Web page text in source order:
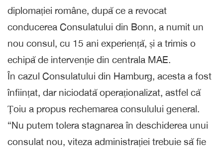
diplomației române, după ce a revocat
conducerea Consulatului din Bonn, a numit un
nou consul, cu 15 ani experiență, și a trimis o
echipă de intervenție din centrala MAE.
În cazul Consulatului din Hamburg, acesta a fost
înființat, dar niciodată operaționalizat, astfel că
Țoiu a propus rechemarea consulului general.
“Nu putem tolera stagnarea în deschiderea unui
consulat nou, viteza administrației trebuie să fie